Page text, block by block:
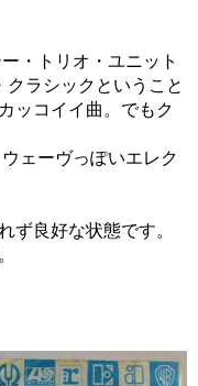
・トリオ・ユニット
クラシックということ
ッコイイ曲。でもク
ェーヴっぽいエレク
ず良好な状態です。